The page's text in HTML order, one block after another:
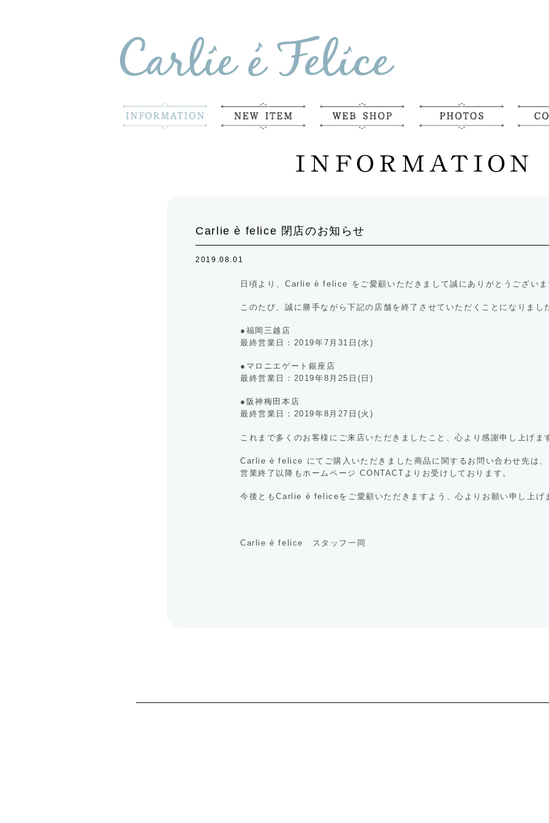
Carlie è felice 閉店のお知らせ
2019.08.01
日頃より、Carlie è felice をご愛顧いただきまして誠にありがとうございま
このたび、誠に勝手ながら下記の店舗を終了させていただくことになりまし
●福岡三越店
最終営業日：2019年7月31日(水)
●マロニエゲート銀座店
最終営業日：2019年8月25日(日)
●阪神梅田本店
最終営業日：2019年8月27日(火)
これまで多くのお客様にご来店いただきましたこと、心より感謝申し上げま
Carlie è felice にてご購入いただきました商品に関するお問い合わせ先は、
営業終了以降もホームページ CONTACTよりお受けしております。
今後ともCarlie è feliceをご愛顧いただきますよう、心よりお願い申し上げ
Carlie è felice スタッフ一同